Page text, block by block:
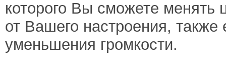
которого Вы сможете менять
от Вашего настроения, также
уменьшения громкости.